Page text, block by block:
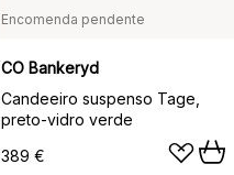
Encomenda pendente
CO Bankeryd
Candeeiro suspenso Tage,
preto-vidro verde
389 €